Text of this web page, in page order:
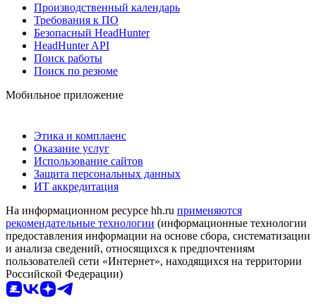
Производственный календарь
Требования к ПО
Безопасный HeadHunter
HeadHunter API
Поиск работы
Поиск по резюме
Мобильное приложение
Этика и комплаенс
Оказание услуг
Использование сайтов
Защита персональных данных
ИТ аккредитация
На информационном ресурсе hh.ru применяются
рекомендательные технологии (информационные технологии
предоставления информации на основе сбора, систематизации
и анализа сведений, относящихся к предпочтениям
пользователей сети «Интернет», находящихся на территории
Российской Федерации)